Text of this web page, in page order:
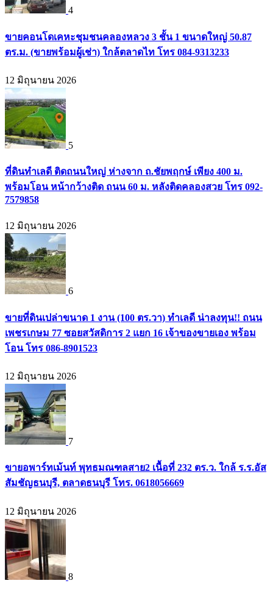
4
ขายคอนโดเคหะชุมชนคลองหลวง 3 ชั้น 1 ขนาดใหญ่ 50.87
ตร.ม. (ขายพร้อมผู้เช่า) ใกล้ตลาดไท โทร 084-9313233
12 มิถุนายน 2026
5
ที่ดินทำเลดี ติดถนนใหญ่ ห่างจาก ถ.ชัยพฤกษ์ เพียง 400 ม.
พร้อมโอน หน้ากว้างติด ถนน 60 ม. หลังติดคลองสวย โทร 092-
7579858
12 มิถุนายน 2026
6
ขายที่ดินเปล่าขนาด 1 งาน (100 ตร.วา) ทำเลดี น่าลงทุน!! ถนน
เพชรเกษม 77 ซอยสวัสดิการ 2 แยก 16 เจ้าของขายเอง พร้อม
โอน โทร 086-8901523
12 มิถุนายน 2026
7
ขายอพาร์ทเม้นท์ พุทธมณฑลสาย2 เนื้อที่ 232 ตร.ว. ใกล้ ร.ร.อัส
สัมชัญธนบุรี, ตลาดธนบุรี โทร. 0618056669
12 มิถุนายน 2026
8